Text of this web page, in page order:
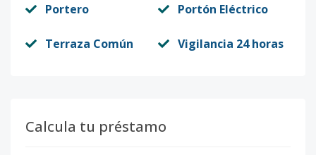
Portero Portón Eléctrico
Terraza Común Vigilancia 24 horas
Calcula tu préstamo